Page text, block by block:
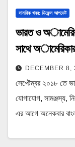
সামরিক খবর: ডিফেন্স আপডেট
ভারত ও অামেরিকার
সাথে
DECEMBER 8,
সেপ্টেম্বর ২০১৮ তে
যোগাযোগ, সামঞ্জস্য,
এর আগে অনেকবার